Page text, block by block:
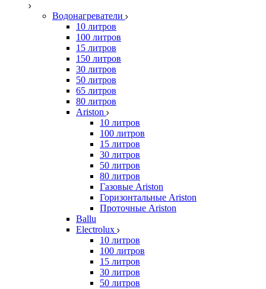
Водонагреватели
10 литров
100 литров
15 литров
150 литров
30 литров
50 литров
65 литров
80 литров
Ariston
10 литров
100 литров
15 литров
30 литров
50 литров
80 литров
Газовые Ariston
Горизонтальные Ariston
Проточные Ariston
Ballu
Electrolux
10 литров
100 литров
15 литров
30 литров
50 литров